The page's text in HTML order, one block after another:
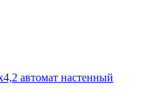
автомат настенный